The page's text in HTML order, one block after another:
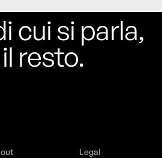
cui si parla,
resto.
Legal